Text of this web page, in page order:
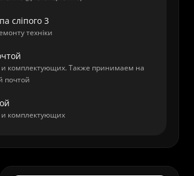
сліпого 3
техніки
и комплектующих. Также принимаем на
почтой
и комплектующих